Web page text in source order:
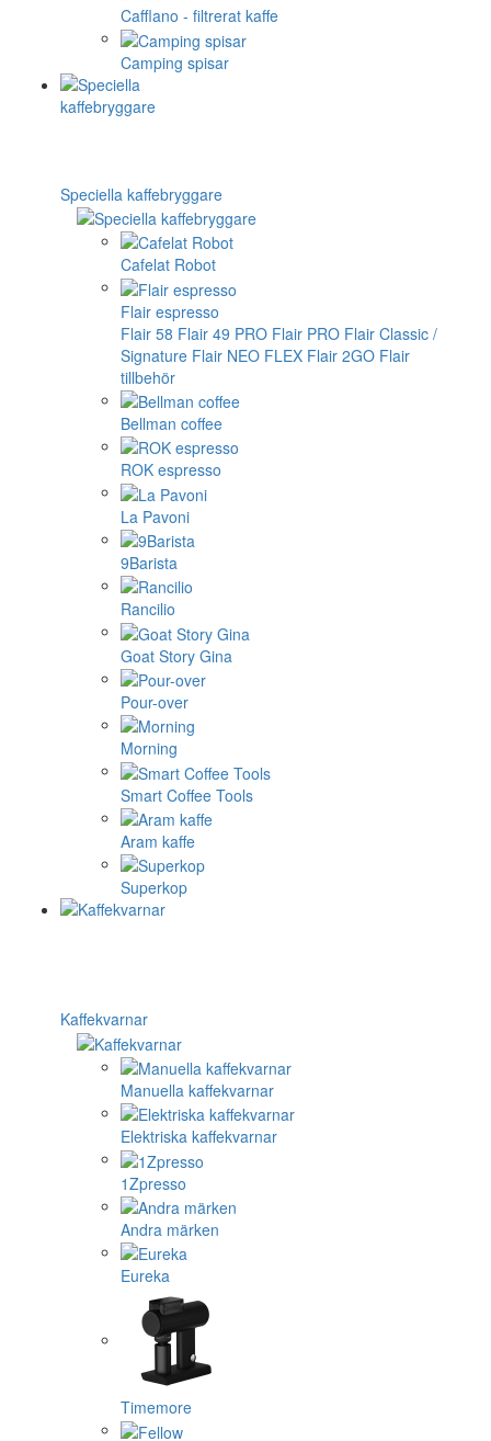
Cafflano - filtrerat kaffe
Camping spisar
Speciella kaffebryggare
Cafelat Robot
Flair espresso
Flair 58 Flair 49 PRO Flair PRO Flair Classic /
Signature Flair NEO FLEX Flair 2GO Flair
tillbehör
Bellman coffee
ROK espresso
La Pavoni
9Barista
Rancilio
Goat Story Gina
Pour-over
Morning
Smart Coffee Tools
Aram kaffe
Superkop
Kaffekvarnar
Manuella kaffekvarnar
Elektriska kaffekvarnar
1Zpresso
Andra märken
Eureka
Timemore